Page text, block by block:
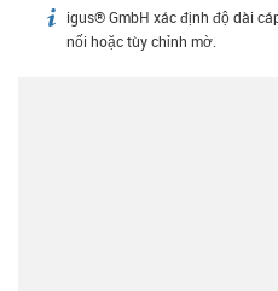
igus-icon-info
igus® GmbH xác định độ dài
nối hoặc tùy chỉnh mờ.